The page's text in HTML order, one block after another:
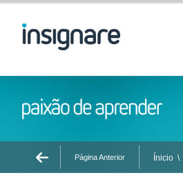
Página Anterior Ínicio \